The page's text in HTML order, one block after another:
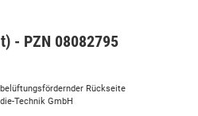
- PZN 08082795
Rückseite
Technik GmbH